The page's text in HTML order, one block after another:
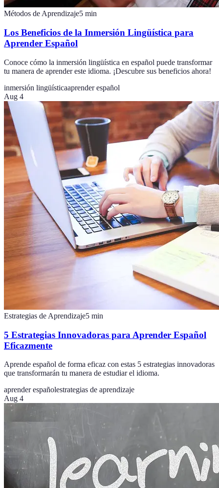
Métodos de Aprendizaje5 min
Los Beneficios de la Inmersión Lingüística para
Aprender Español
Conoce cómo la inmersión lingüística en español puede transformar
tu manera de aprender este idioma. ¡Descubre sus beneficios ahora!
inmersión lingüísticaaprender español
Aug 4
Estrategias de Aprendizaje5 min
5 Estrategias Innovadoras para Aprender Español
Eficazmente
Aprende español de forma eficaz con estas 5 estrategias innovadoras
que transformarán tu manera de estudiar el idioma.
aprender españolestrategias de aprendizaje
Aug 4